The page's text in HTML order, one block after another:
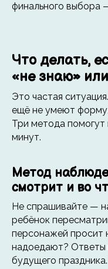
финального выбора
Что делать,
«не знаю»
Это частая
ещё не умеют
Три метода
минут.
Метод
смотрит и во
Не спрашивайте —
ребёнок
персонажей просит
надоедают? Ответы
будущего праздника.